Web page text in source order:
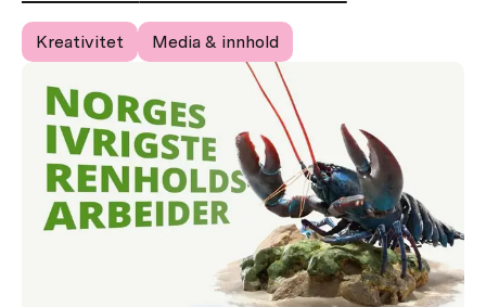
Kreativitet Media & innhold